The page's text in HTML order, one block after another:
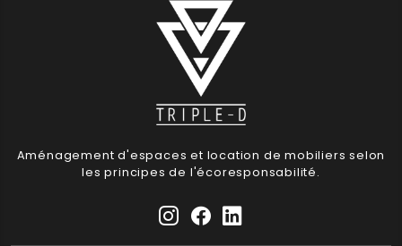
Aménagement d'espaces et location de mobiliers selon
les principes de l'écoresponsabilité.